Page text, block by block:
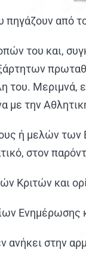
από
του και,
Μεριμνά,
με την
ή μελών
στον
Κριτών και
ανήκει στην